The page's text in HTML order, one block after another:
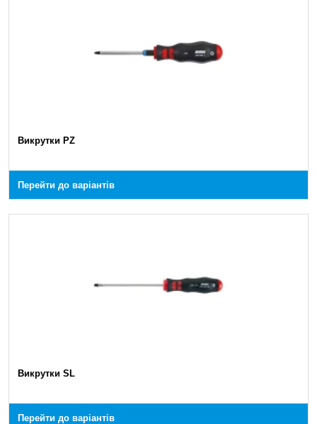
Викрутки PZ
Перейти до варіантів
Викрутки SL
Перейти до варіантів